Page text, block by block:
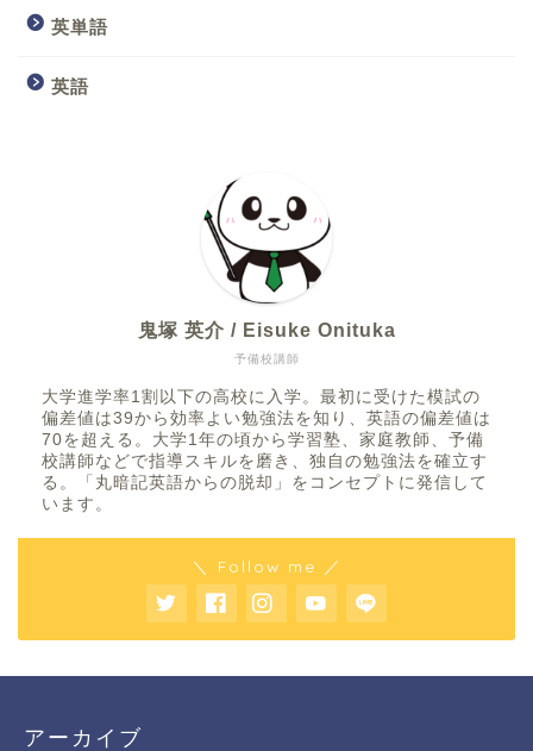
英単語
英語
予備校講師
鬼塚 英介 / Eisuke Onituka
大学進学率1割以下の高校に入学。最初に受けた模試の
偏差値は39から効率よい勉強法を知り、英語の偏差値は
70を超える。大学1年の頃から学習塾、家庭教師、予備
校講師などで指導スキルを磨き、独自の勉強法を確立す
る。「丸暗記英語からの脱却」をコンセプトに発信して
います。
＼ Follow me ／
アーカイブ